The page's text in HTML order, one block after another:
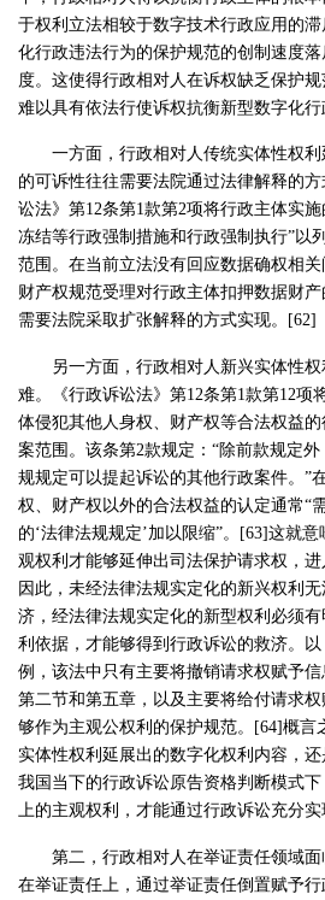
于权利立法相较于数字技术行政应用的
化行政违法行为的保护规范的创制速度
度。这使得行政相对人在诉权缺乏保护规
难以具有依法行使诉权抗衡新型数字化行
一方面，行政相对人传统实体性权
的可诉性往往需要法院通过法律解释的
讼法》第12条第1款第2项将行政主体实施
冻结等行政强制措施和行政强制执行”以
范围。在当前立法没有回应数据确权相
财产权规范受理对行政主体扣押数据财产
需要法院采取扩张解释的方式实现。[62]
另一方面，行政相对人新兴实体性
难。《行政诉讼法》第12条第1款第12项
体侵犯其他人身权、财产权等合法权益
案范围。该条第2款规定：“除前款规定
规规定可以提起诉讼的其他行政案件。”
权、财产权以外的合法权益的认定通常“
的‘法律法规规定’加以限缩”。[63]这就
观权利才能够延伸出司法保护请求权，进
因此，未经法律法规实定化的新兴权利
济，经法律法规实定化的新型权利必须
利依据，才能够得到行政诉讼的救济。
例，该法中只有主要将撤销请求权赋予信
第二节和第五章，以及主要将给付请求
够作为主观公权利的保护规范。[64]概言
实体性权利延展出的数字化权利内容，
我国当下的行政诉讼原告资格判断模式
上的主观权利，才能通过行政诉讼充分实
第二，行政相对人在举证责任领域面
在举证责任上，通过举证责任倒置赋予